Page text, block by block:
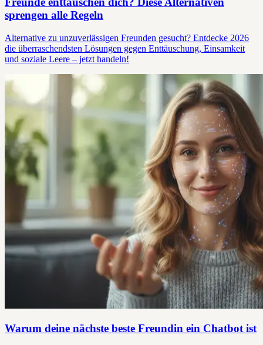
sprengen alle Regeln
Alternative zu unzuverlässigen Freunden gesucht? Entdecke 2026
die überraschendsten Lösungen gegen Enttäuschung, Einsamkeit
und soziale Leere – jetzt handeln!
Warum deine nächste beste Freundin ein Chatbot ist